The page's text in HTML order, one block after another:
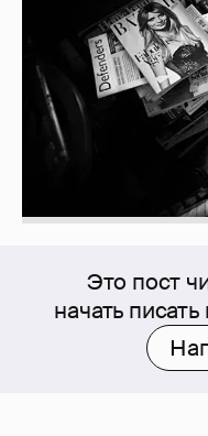
Это пост
начать